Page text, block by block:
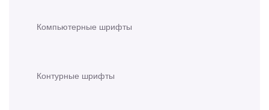
Компьютерные шрифты
Контурные шрифты